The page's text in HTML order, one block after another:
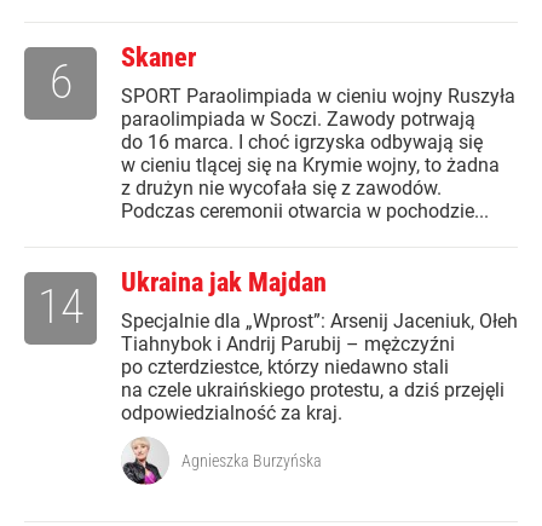
Skaner
SPORT Paraolimpiada w cieniu wojny Ruszyła
paraolimpiada w Soczi. Zawody potrwają
do 16 marca. I choć igrzyska odbywają się
w cieniu tlącej się na Krymie wojny, to żadna
z drużyn nie wycofała się z zawodów.
Podczas ceremonii otwarcia w pochodzie...
6
Ukraina jak Majdan
Specjalnie dla „Wprost”: Arsenij Jaceniuk, Ołeh
Tiahnybok i Andrij Parubij – mężczyźni
po czterdziestce, którzy niedawno stali
na czele ukraińskiego protestu, a dziś przejęli
odpowiedzialność za kraj.
14
Agnieszka Burzyńska